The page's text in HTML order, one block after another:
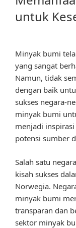
untuk
Minyak bumi
yang sangat
Namun, tidak
dengan baik
sukses negara-
minyak bumi
menjadi
potensi sumber
Salah satu
kisah sukses
Norwegia.
minyak bumi
transparan dan
sektor minyak